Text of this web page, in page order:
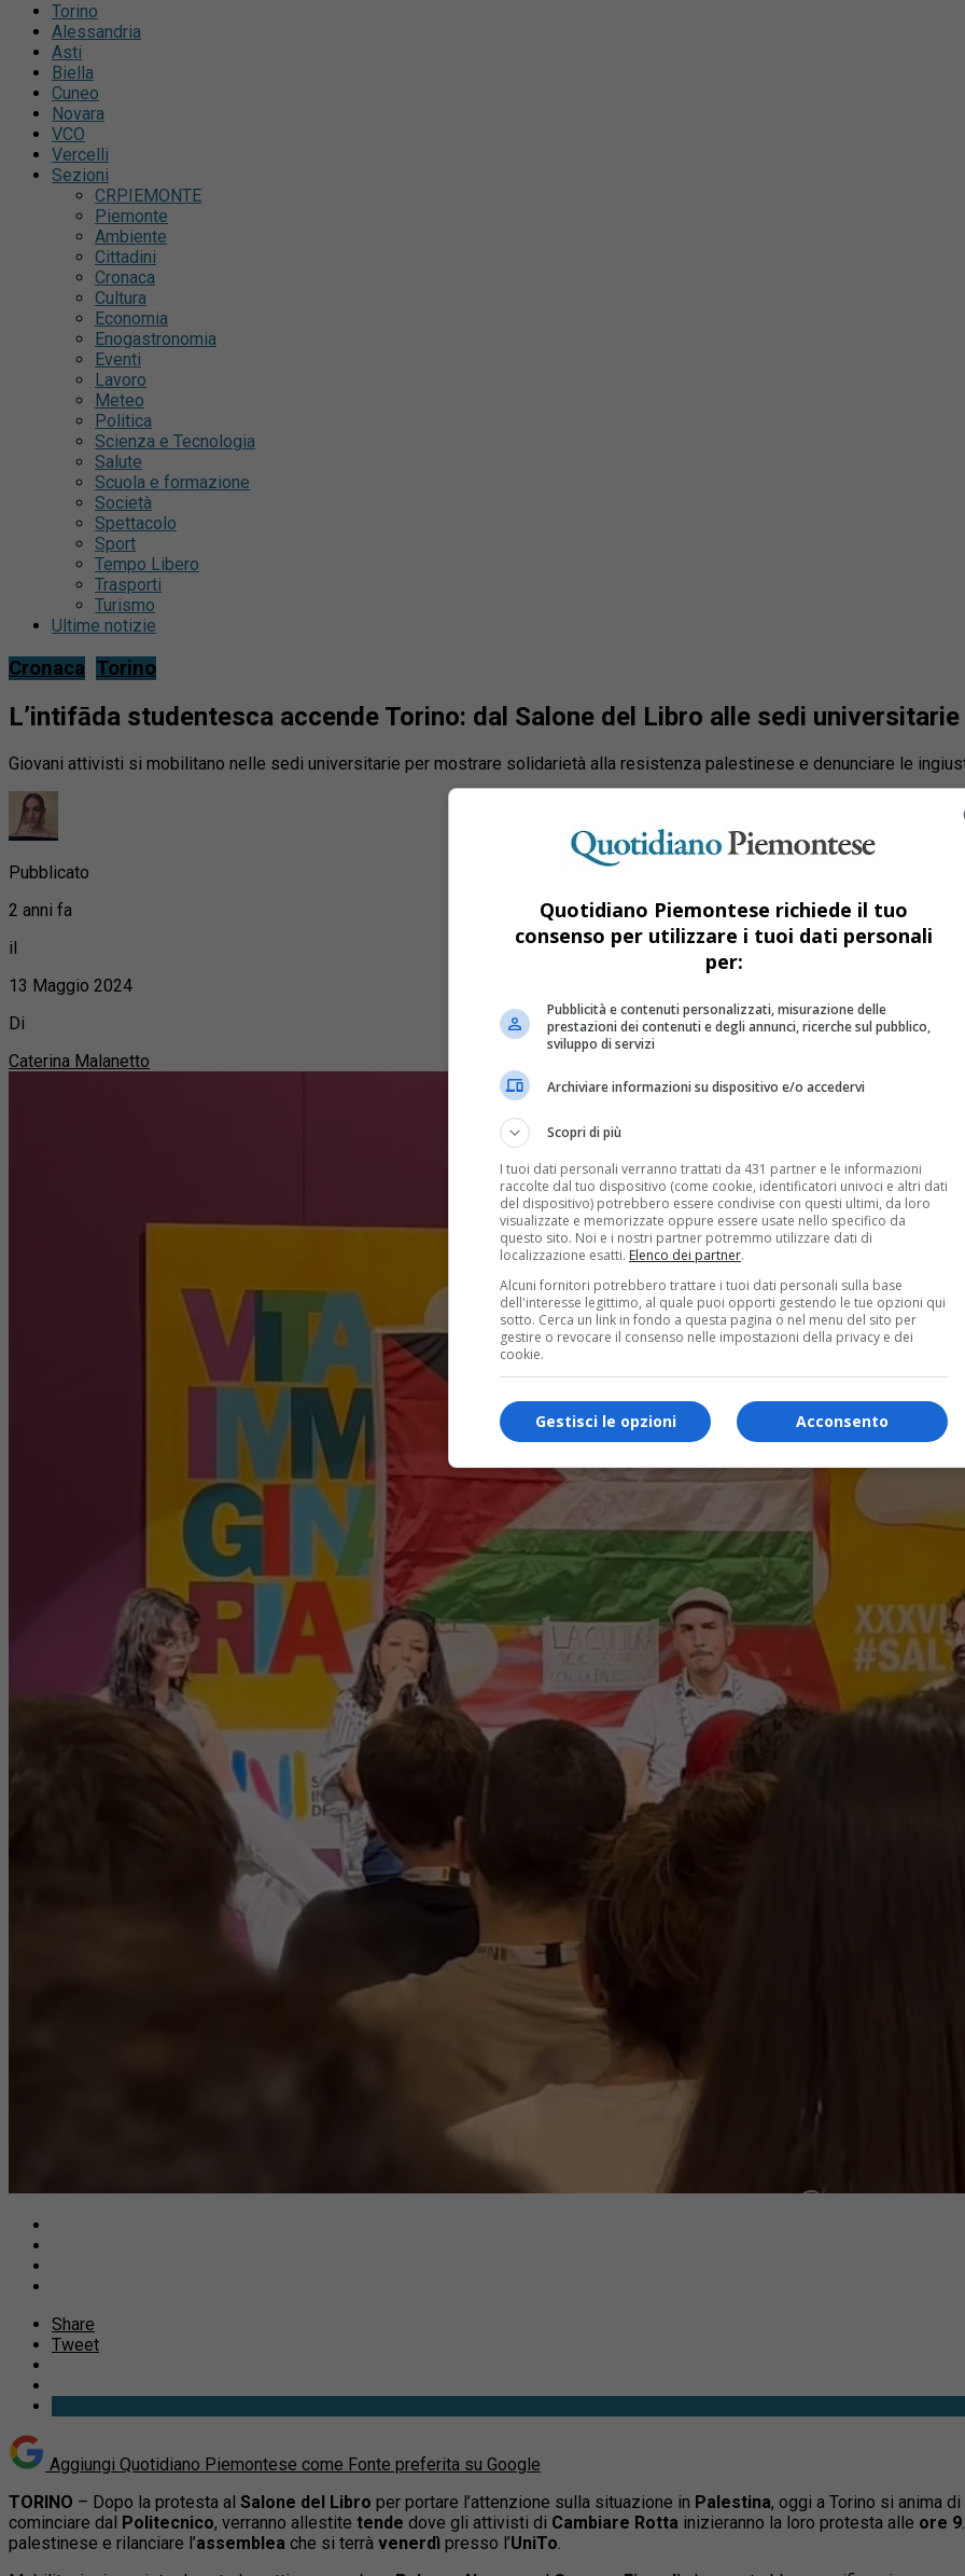
Torino
Alessandria
Asti
Biella
Cuneo
Novara
VCO
Vercelli
Sezioni
CRPIEMONTE
Piemonte
Ambiente
Cittadini
Cronaca
Cultura
Economia
Enogastronomia
Eventi
Lavoro
Meteo
Politica
Scienza e Tecnologia
Salute
Scuola e formazione
Società
Spettacolo
Sport
Tempo Libero
Trasporti
Turismo
Ultime notizie
Cronaca Torino
L’intifāda studentesca accende Torino: dal Salone del Libro alle sedi
Giovani attivisti si mobilitano nelle sedi universitarie per mostrare solidarietà alla resistenza palestinese e denunciare le
Pubblicato
2 anni fa
il
13 Maggio 2024
Di
Caterina Malanetto
Share
Tweet
Aggiungi Quotidiano Piemontese come Fonte preferita su Google
TORINO – Dopo la protesta al Salone del Libro per portare l’attenzione sulla situazione in Palestina, oggi a Torino si anima
cominciare dal Politecnico, verranno allestite tende dove gli attivisti di Cambiare Rotta inizieranno la loro protesta alle ore 9
palestinese e rilanciare l’assemblea che si terrà venerdì presso l’UniTo.
Quotidiano Piemontese richiede il tuo
consenso per utilizzare i tuoi dati personali
per:
Pubblicità e contenuti personalizzati, misurazione delle
prestazioni dei contenuti e degli annunci, ricerche sul pubblico,
sviluppo di servizi
Archiviare informazioni su dispositivo e/o accedervi
Scopri di più
I tuoi dati personali verranno trattati da 431 partner e le informazioni
raccolte dal tuo dispositivo (come cookie, identificatori univoci e altri dati
del dispositivo) potrebbero essere condivise con questi ultimi, da loro
visualizzate e memorizzate oppure essere usate nello specifico da
questo sito. Noi e i nostri partner potremmo utilizzare dati di
localizzazione esatti. Elenco dei partner.
Alcuni fornitori potrebbero trattare i tuoi dati personali sulla base
dell'interesse legittimo, al quale puoi opporti gestendo le tue opzioni qui
sotto. Cerca un link in fondo a questa pagina o nel menu del sito per
gestire o revocare il consenso nelle impostazioni della privacy e dei
cookie.
Acconsento
Gestisci le opzioni